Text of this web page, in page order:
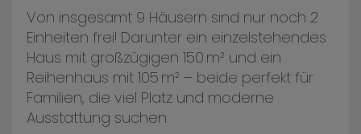
Von insgesamt 9 Häusern sind nur noch 2
Einheiten frei! Darunter ein einzelstehendes
Haus mit großzügigen 150 m² und ein
Reihenhaus mit 105 m² – beide perfekt für
Familien, die viel Platz und moderne
Ausstattung suchen.